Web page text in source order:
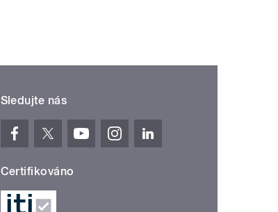
Sledujte nás
Certifikováno